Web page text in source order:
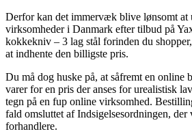
Derfor kan det immervæk blive lønsomt at
virksomheder i Danmark efter tilbud på
kokkekniv – 3 lag stål forinden du
at indhente den billigste pris.
Du må dog huske på, at såfremt en online
varer for en pris der anses for urealistisk
tegn på en fup online virksomhed.
fald omsluttet af Indsigelsesordningen,
forhandlere.